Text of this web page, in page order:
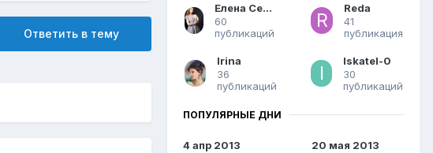
Ответить в тему
Елена Сергеевна
60
публикаций
Reda
41
публикация
Irina
36
публикаций
Iskatel-0
30
публикаций
ПОПУЛЯРНЫЕ ДНИ
4 апр 2013
20 мая 2013